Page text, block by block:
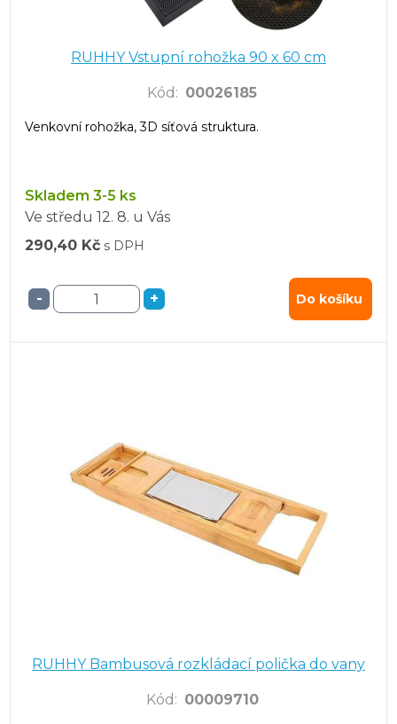
RUHHY Vstupní rohožka 90 x 60 cm
Kód : 00026185
Venkovní rohožka, 3D síťová struktura.
Skladem 3-5 ks
Ve středu 12. 8. u Vás
290,40 Kč s DPH
- + Do košíku
RUHHY Bambusová rozkládací polička do vany
Kód : 00009710